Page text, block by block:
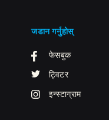
जडान गर्नुहोस्
फेसबुक
ट्विटर
इन्स्टाग्राम